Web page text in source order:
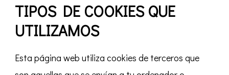
TIPOS DE COOKIES QUE
UTILIZAMOS
Esta página web utiliza cookies de terceros que